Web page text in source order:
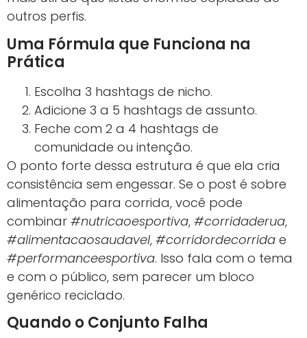
outros perfis.
Uma Fórmula que Funciona na
Prática
Escolha 3 hashtags de nicho.
Adicione 3 a 5 hashtags de assunto.
Feche com 2 a 4 hashtags de
comunidade ou intenção.
O ponto forte dessa estrutura é que ela cria
consistência sem engessar. Se o post é sobre
alimentação para corrida, você pode
combinar #nutricaoesportiva, #corridaderua,
#alimentacaosaudavel, #corridordecorrida e
#performanceesportiva. Isso fala com o tema
e com o público, sem parecer um bloco
genérico reciclado.
Quando o Conjunto Falha